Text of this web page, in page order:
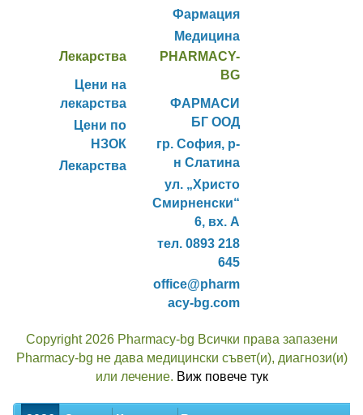
Фармация
Медицина
Лекарства
Цени на
лекарства
Цени по
НЗОК
Лекарства
PHARMACY-
BG
ФАРМАСИ
БГ ООД
гр. София, р-
н Слатина
ул. „Христо
Смирненски“
6, вх. А
тел. 0893 218
645
office@pharm
acy-bg.com
Copyright 2026 Pharmacy-bg Всички права запазени
Pharmacy-bg не дава медицински съвет(и), диагнози(и)
или лечение. Виж повече тук